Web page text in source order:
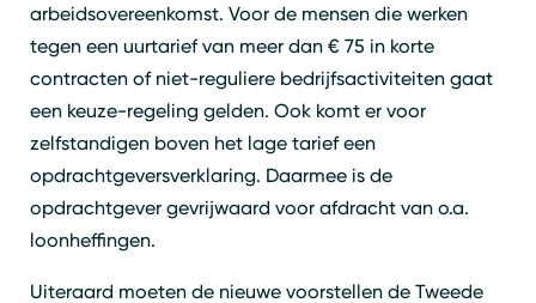
arbeidsovereenkomst. Voor de mensen die werken
tegen een uurtarief van meer dan € 75 in korte
contracten of niet-reguliere bedrijfsactiviteiten gaat
een keuze-regeling gelden. Ook komt er voor
zelfstandigen boven het lage tarief een
opdrachtgeversverklaring. Daarmee is de
opdrachtgever gevrijwaard voor afdracht van o.a.
loonheffingen.
Uiteraard moeten de nieuwe voorstellen de Tweede